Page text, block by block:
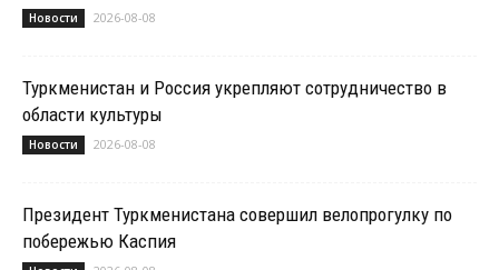
Новости 2026-08-08
Туркменистан и Россия укрепляют сотрудничество в
области культуры
Новости 2026-08-08
Президент Туркменистана совершил велопрогулку по
побережью Каспия